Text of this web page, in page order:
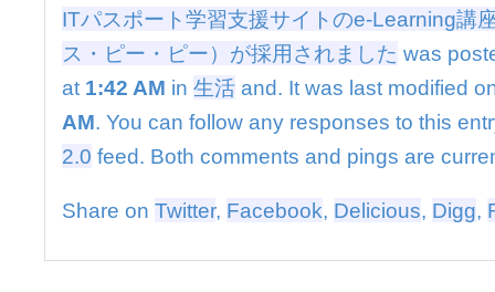
Learning
講
座
「Ｓ
Ｐ
（エ
ピ
ITパスポート学習支援サイトのe-Learning講
ス・ピー・ピー）が採用されました was
at 1:42 AM in 生活 and. It was last modified
AM. You can follow any responses to this
2.0 feed. Both comments and pings are
Share on Twitter, Facebook, Delicious, Digg,